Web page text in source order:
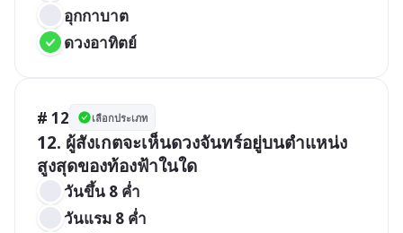
อุกกาบาต
ดวงอาทิตย์
# 12 เลือกประเภท
12. ผู้สังเกตจะเห็นดวงจันทร์อยู่บนตำแหน่ง
สูงสุดของท้องฟ้าในใด
วันขึ้น 8 ค่ำ
วันแรม 8 ค่ำ